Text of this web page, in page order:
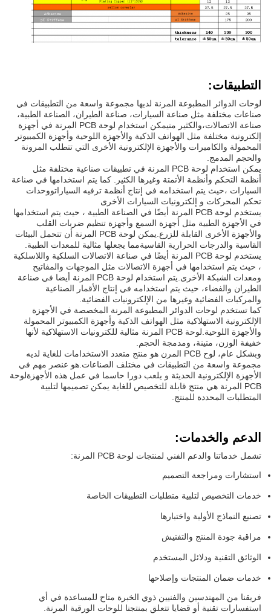
التطبيقات:
لوحات الدوائر المطبوعة المرنة لديها مجموعة واسعة من التطبيقات في
صناعات مختلفة مثل صناعة السيارات، صناعة الطيران، الصناعة الطبية،
صناعة الاتصالات،والكثير منيمكن استخدام لوحة PCB المرنة في أجهزة
إلكترونية مختلفة مثل الهواتف الذكية والأجهزة اللوحية وأجهزة الكمبيوتر
المحمولة والكاميرات والأجهزة الإلكترونية الأخرى التي تتطلب المرونة
والحجم المدمج.
يمكن استخدام لوحة PCB المرنة في تطبيقات صناعية مختلفة مثل
أنظمة التحكم وأنظمة الأتمتة وغيرها الكثير. كما يتم استخدامها في صناعة
السيارات ،حيث يتم استخدامه في إنتاج أنظمة ترفيه السياراتووحدات
تحكم المحركات و إلكترونيات السيارات الأخرى
يستخدم لوحة PCB المرنة أيضًا في الصناعة الطبية ، حيث يتم استخدامها
في الأجهزة الطبية مثل أجهزة السمع وأجهزة تنظيم ضربات القلب
والأجهزة الأخرى القابلة للزرع.يمكن لوحة PCB المرنة أن تتحمل البيئات
القاسية والدرجات الحرارية القاسيةمما يجعلها مثالية للمعدات الطبية.
يستخدم لوحة PCB المرنة أيضًا في صناعة الاتصالات السلكية واللاسلكية
، حيث يتم استخدامها في أجهزة الاتصالات مثل الموجهات والمفاتيح
ومعدات الشبكة الأخرى.يتم استخدام لوحة PCB المرنة أيضا في صناعة
الطيران والفضاء، حيث يتم استخدامه في إنتاج الأقمار الصناعية
والمركبات الفضائية وغيرها من الإلكترونيات الفضائية.
كما تستخدم لوحات الدوائر المطبوعة المرنة المخصصة في الأجهزة
الإلكترونية الاستهلاكية مثل الهواتف الذكية وأجهزة الكمبيوتر المحمولة
والأجهزة اللوحية.لوحة PCB المرنة مثالية للكترونيات الاستهلاكية لأنها
خفيفة الوزن، متينة، ومدمجة الحجم.
وبشكل عام، لوح PCB المرن هو منتج متعدد الاستخدامات للغاية لديه
مجموعة واسعة من التطبيقات في مختلف الصناعات.هو عنصر مهم في
الأجهزة الإلكترونية الحديثة و يلعب دورا حاسما في عمل هذه الأجهزةلوحة
PCB المرنة هي منتج قابلة للتخصيص للغاية يمكن تصميمها لتلبية
المتطلبات المحددة للمنتج.
الدعم والخدمات:
تشمل خدماتنا والدعم الفني لمنتجات لوحة PCB المرنة:
استشارات ومراجعة التصميم
خدمات التخصيص لتلبية متطلبات التطبيقات الخاصة
تصنيع النماذج الأولية واختبارها
مراقبة جودة المنتج والتفتيش
الوثائق التقنية ودلائل المستخدم
خدمات ضمان المنتجات وإصلاحها
فريقنا من المهندسين والفنيين ذوي الخبرة متاح للمساعدة في أي
استفسارات تقنية أو قضايا تتعلق بمنتجنا للوحات الورقية المرنة.